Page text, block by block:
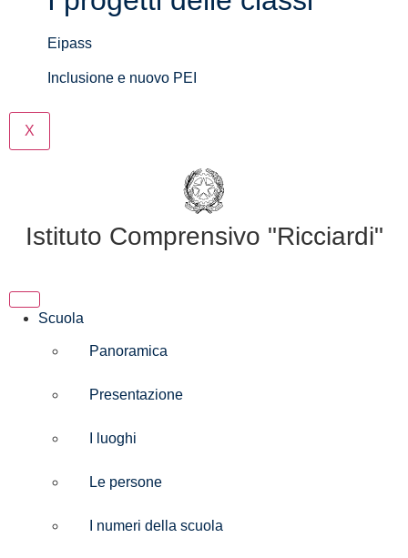
Eipass
Inclusione e nuovo PEI
X
Istituto Comprensivo "Ricciardi"
Scuola
Panoramica
Presentazione
I luoghi
Le persone
I numeri della scuola